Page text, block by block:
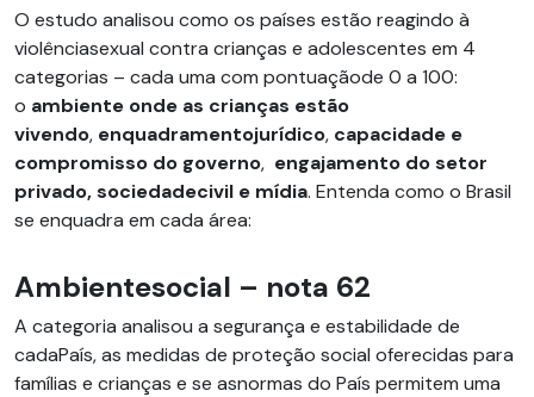
O estudo analisou como os países estão reagindo à
violênciasexual contra crianças e adolescentes em 4
categorias – cada uma com pontuaçãode 0 a 100:
o ambiente onde as crianças estão
vivendo, enquadramentojurídico, capacidade e
compromisso do governo, engajamento do setor
privado, sociedadecivil e mídia. Entenda como o Brasil
se enquadra em cada área:
Ambientesocial – nota 62
A categoria analisou a segurança e estabilidade de
cadaPaís, as medidas de proteção social oferecidas para
famílias e crianças e se asnormas do País permitem uma